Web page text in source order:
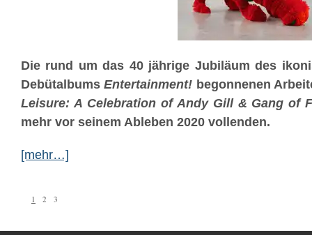
Die rund um das 40 jährige Jubiläum des
DebütalbumsEntertainment! begonnenen
Leisure: A Celebration of Andy Gill & Gang of
mehr vor seinem Ableben 2020 vollenden.
[mehr…]
1 2 3